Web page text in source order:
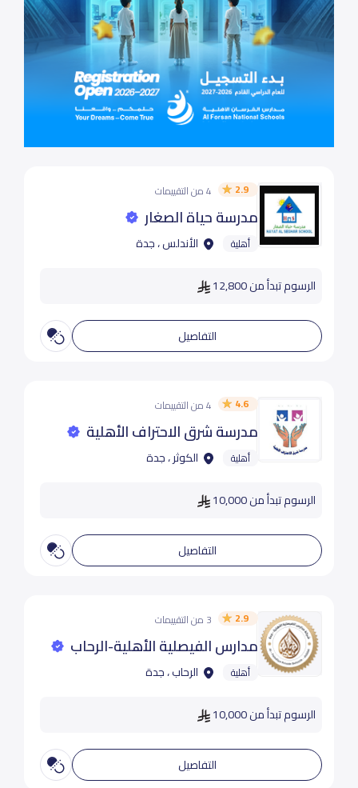
2.9 4 من التقييمات
مدرسة حياة الصغار
أهلية الأندلس ، جدة
الرسوم تبدأ من 12,800
التفاصيل
4.6 4 من التقييمات
مدرسة شرق الاحتراف الأهلية
أهلية الكوثر ، جدة
الرسوم تبدأ من 10,000
التفاصيل
2.9 3 من التقييمات
مدارس الفيصلية الأهلية-الرحاب
أهلية الرحاب ، جدة
الرسوم تبدأ من 10,000
التفاصيل